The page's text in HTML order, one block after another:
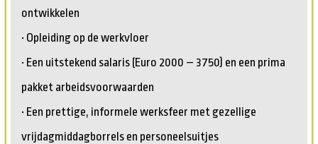
ontwikkelen
• Opleiding op de werkvloer
• Een uitstekend salaris (Euro 2000 – 3750) en een prima
pakket arbeidsvoorwaarden
• Een prettige, informele werksfeer met gezellige
vrijdagmiddagborrels en personeelsuitjes